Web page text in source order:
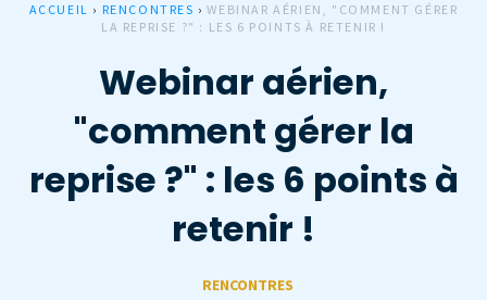
ACCUEIL › RENCONTRES ›WEBINAR AÉRIEN, "COMMENT GÉRER
LA REPRISE ?" : LES 6 POINTS À RETENIR !
Webinar aérien,
"comment gérer la
reprise ?" : les 6 points à
retenir !
RENCONTRES